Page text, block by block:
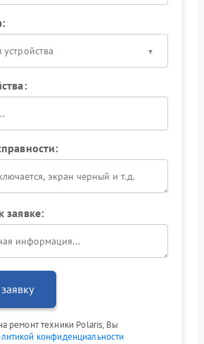
заявке:
ремонт техники Polaris, Вы
конфиденциальности